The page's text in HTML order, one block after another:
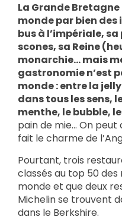
La Grande
monde par bien des
bus à l’impériale,
scones, sa Reine
monarchie… mais
gastronomie n’est
monde : entre la
dans tous les sens,
menthe, le bubble, le
pain de mie… On peut
fait le charme de
Pourtant, trois
classés au top 50
monde et que deux
Michelin se trouvent
dans le Berkshire.